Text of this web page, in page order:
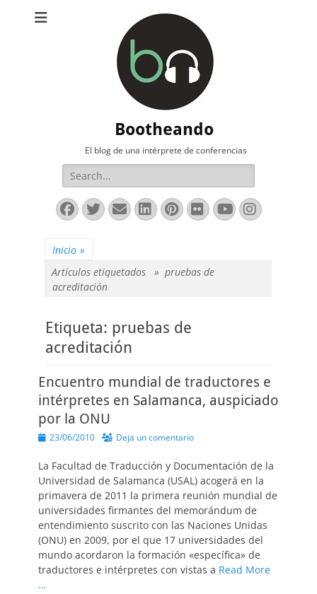
Bootheando
El blog de una intérprete de conferencias
Buscar:
Facebook
Twitter
Correo
electrónico
LinkedIn
Pinterest
FlickrYouTube
Inicio »
Artículos etiquetados » pruebas de
acreditación
Etiqueta: pruebas de
acreditación
Encuentro mundial de traductores e
intérpretes en Salamanca, auspiciado
por la ONU
Publicado
23/06/2010 Deja un comentario
La Facultad de Traducción y Documentación de la
Universidad de Salamanca (USAL) acogerá en la
primavera de 2011 la primera reunión mundial de
universidades firmantes del memorándum de
entendimiento suscrito con las Naciones Unidas
(ONU) en 2009, por el que 17 universidades del
mundo acordaron la formación «específica» de
traductores e intérpretes con vistas a Read More
…